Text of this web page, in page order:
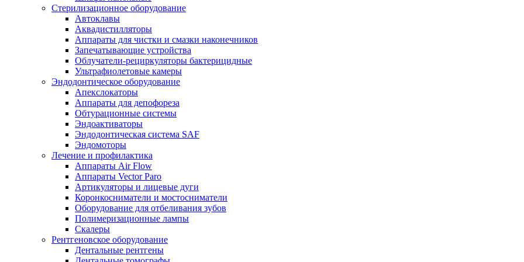
Стерилизационное оборудование
Автоклавы
Аквадистилляторы
Аппараты для чистки и смазки наконечников
Запечатывающие устройства
Облучатели-рециркуляторы бактерицидные
Ультрафиолетовые камеры
Эндодонтическое оборудование
Апекслокаторы
Аппараты для депофореза
Обтурационные системы
Эндоактиваторы
Эндодонтическая система SAF
Эндомоторы
Лечение и профилактика
Аппараты Air Flow
Аппараты Vector Paro
Артикуляторы и лицевые дуги
Коронкосниматели и мостосниматели
Оборудование для отбеливания зубов
Полимеризационные лампы
Скалеры
Рентгеновское оборудование
Дентальные рентгены